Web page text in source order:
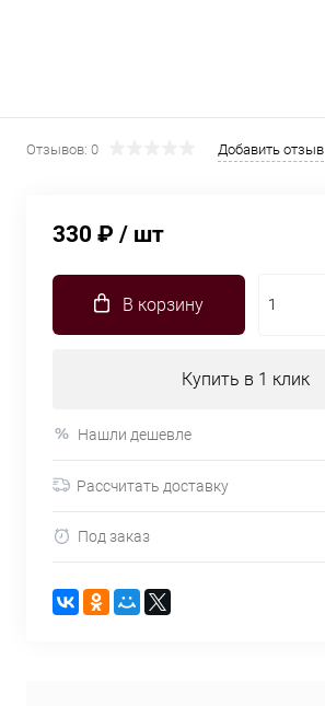
Отзывов: 0 Добавить отзыв
330 ₽ / шт
В корзину
Купить в 1 клик
Нашли дешевле
Рассчитать доставку
Под заказ